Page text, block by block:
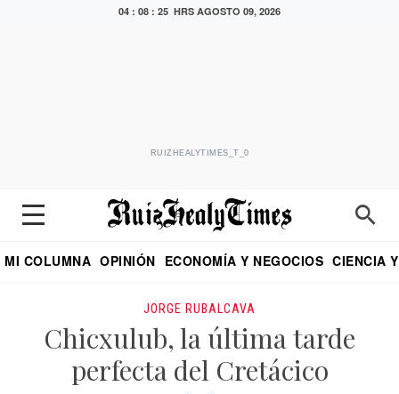
04 : 08 : 26 HRS AGOSTO 09, 2026
RUIZHEALYTIMES_T_0
MI COLUMNA OPINIÓN ECONOMÍA Y NEGOCIOS CIENCIA
JORGE RUBALCAVA
Chicxulub, la última tarde
perfecta del Cretácico